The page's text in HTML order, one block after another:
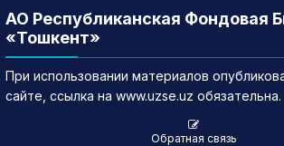
АО Республиканская Фондовая
«Тошкент»
При использовании материалов
сайте, ссылка на www.uzse.uz обязательна.
Обратная связь